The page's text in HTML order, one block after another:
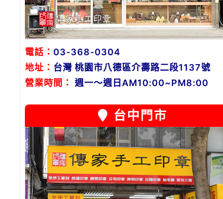
電話： 03-368-0304
地址： 台灣 桃園市八德區介壽路二段1137號
營業時間：
週一～週日AM10:00~PM8:00
台中門市